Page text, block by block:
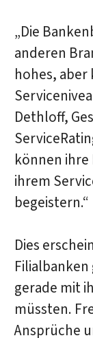
„Die
anderen
hohes, aber
Dethloff,
können
ihrem
begeistern.“
Dies
gerade mit
müssten.
Ansprüche